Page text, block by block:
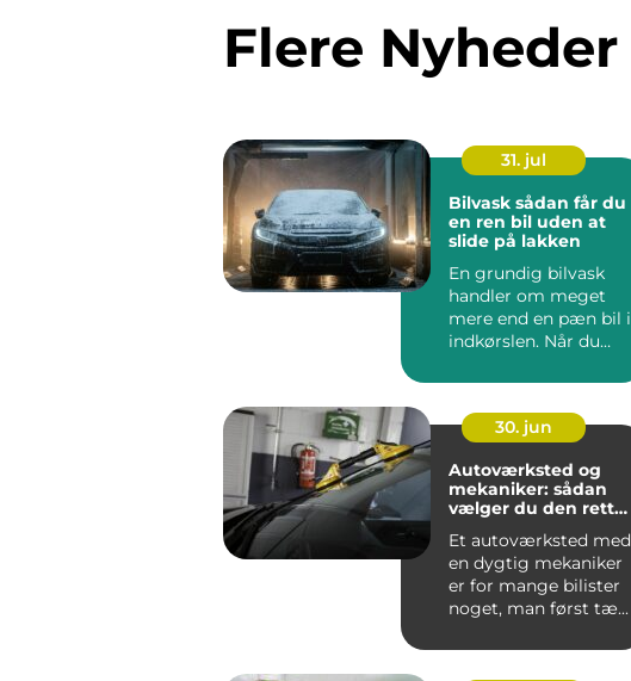
Flere Nyheder
31. jul
Bilvask sådan får du
en ren bil uden at
slide på lakken
En grundig bilvask
handler om meget
mere end en pæn bil i
indkørslen. Når du
fjerner...
30. jun
Autoværksted og
mekaniker: sådan
vælger du den rette
Et autoværksted med
en dygtig mekaniker
er for mange bilister
noget, man først tæ...